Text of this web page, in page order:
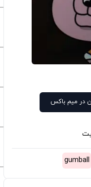
در میم باکس
gumball